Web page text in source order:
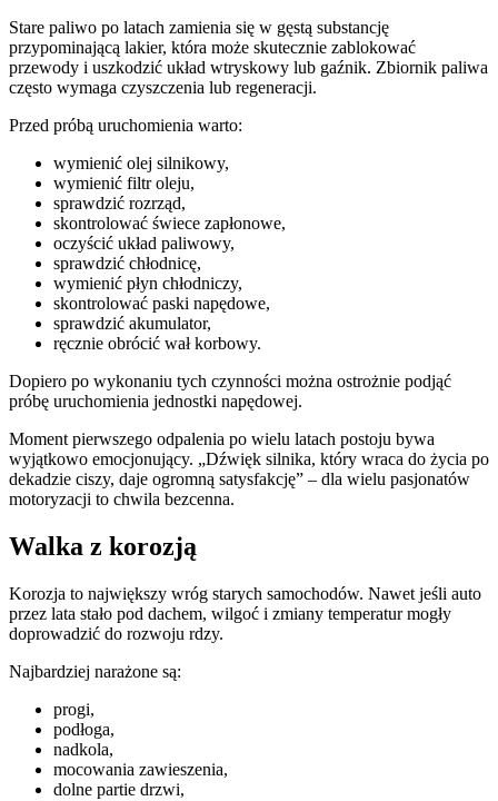
Stare paliwo po latach zamienia się w gęstą substancję
przypominającą lakier, która może skutecznie zablokować
przewody i uszkodzić układ wtryskowy lub gaźnik. Zbiornik paliwa
często wymaga czyszczenia lub regeneracji.
Przed próbą uruchomienia warto:
wymienić olej silnikowy,
wymienić filtr oleju,
sprawdzić rozrząd,
skontrolować świece zapłonowe,
oczyścić układ paliwowy,
sprawdzić chłodnicę,
wymienić płyn chłodniczy,
skontrolować paski napędowe,
sprawdzić akumulator,
ręcznie obrócić wał korbowy.
Dopiero po wykonaniu tych czynności można ostrożnie podjąć
próbę uruchomienia jednostki napędowej.
Moment pierwszego odpalenia po wielu latach postoju bywa
wyjątkowo emocjonujący. „Dźwięk silnika, który wraca do życia po
dekadzie ciszy, daje ogromną satysfakcję” – dla wielu pasjonatów
motoryzacji to chwila bezcenna.
Walka z korozją
Korozja to największy wróg starych samochodów. Nawet jeśli auto
przez lata stało pod dachem, wilgoć i zmiany temperatur mogły
doprowadzić do rozwoju rdzy.
Najbardziej narażone są:
progi,
podłoga,
nadkola,
mocowania zawieszenia,
dolne partie drzwi,